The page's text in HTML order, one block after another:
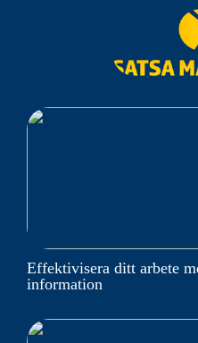
Effektivisera ditt arbete
information